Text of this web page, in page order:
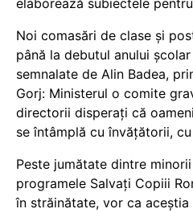
elaborează subiectele
Noi comasări de clase și
până la debutul anului
semnalate de Alin Badea,
Gorj: Ministerul o comite
directorii disperați că
se întâmplă cu învățătorii,
Peste jumătate dintre
programele Salvați Copiii
în străinătate, vor ca aceștia